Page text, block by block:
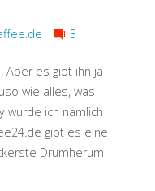
3
Aber es gibt ihn ja
wie alles, was
wurde ich nämlich
gibt es eine
Drumherum